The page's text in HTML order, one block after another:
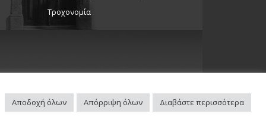
Τροχονομία
Αποδοχή όλων Απόρριψη όλων Διαβάστε περισσότερα